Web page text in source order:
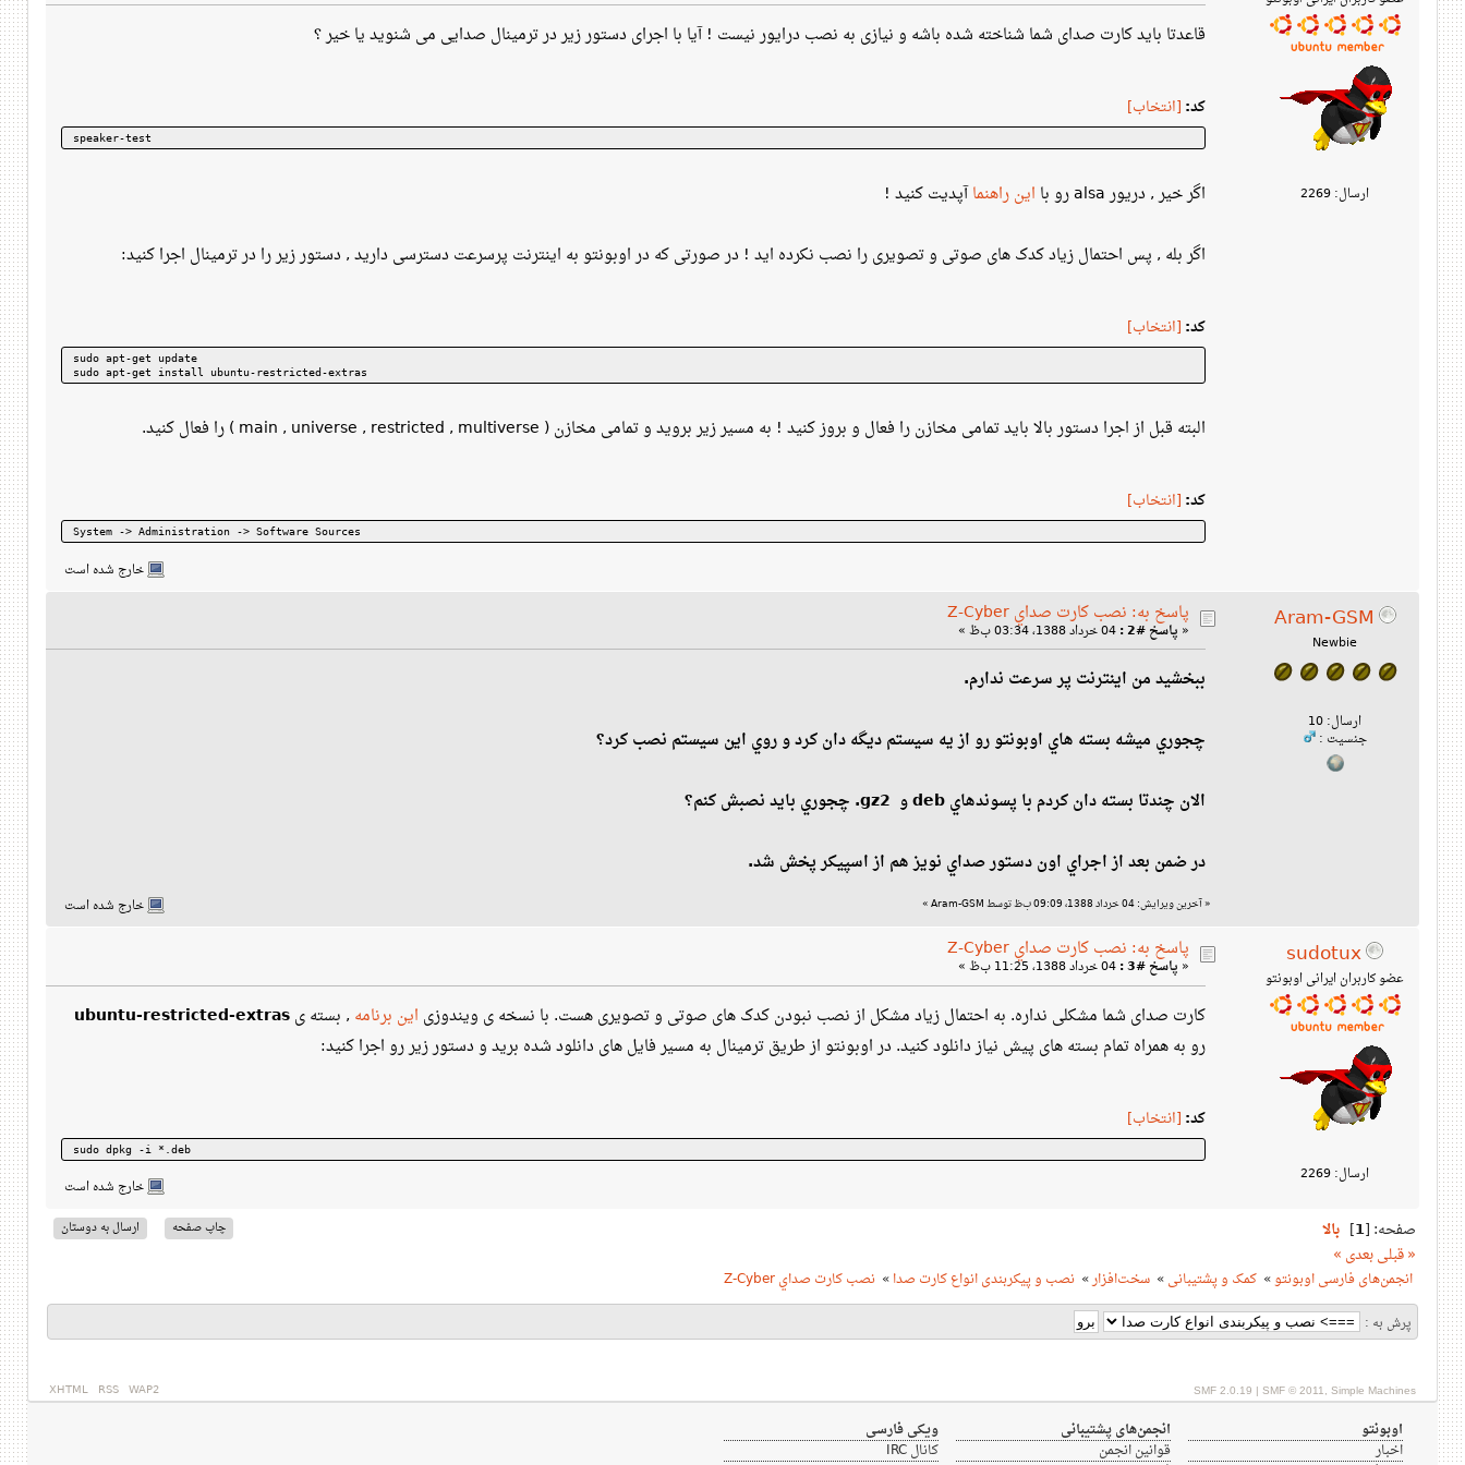
ارسال: 2269
قاعدتا باید کارت صدای شما شناخته شده باشه و نیازی به نصب درایور نیست ! آیا با اجرای دستور زیر در ترمینال صدایی می شنوید یا خیر ؟
کد: [انتخاب]
speaker-test
اگر خیر , دریور alsa رو با این راهنماآپدیت کنید !
اگر بله , پس احتمال زیاد کدک های صوتی و تصویری را نصب نکرده اید ! در صورتی که در اوبونتو به اینترنت پرسرعت دسترسی دارید , دستور زیر را در ترمینال اجرا کنید:
کد: [انتخاب]
sudo apt-get update
sudo apt-get install ubuntu-restricted-extras
البته قبل از اجرا دستور بالا باید تمامی مخازن را فعال و بروز کنید ! به مسیر زیر بروید و تمامی مخازن ( main , universe , restricted , multiverse ) را فعال کنید.
کد: [انتخاب]
System -> Administration -> Software Sources
خارج شده است
Aram-GSM
Newbie
ارسال: 10
جنسیت :
پاسخ به: نصب كارت صداي Z-Cyber
« پاسخ #2 :
ببخشيد من اينترنت پر سرعت ندارم.
چجوري ميشه بسته هاي اوبونتو رو از يه سيستم ديگه دان كرد و روي اين سيستم نصب كرد؟
الان چندتا بسته دان كردم با پسوندهاي deb و gz2. چجوري بايد نصبش كنم؟
در ضمن بعد از اجراي اون دستور صداي نويز هم از اسپيكر پخش شد.
«آخرین ویرایش: 04 خرداد 1388، 09:09 ب‌ظ توسط Aram-GSM » خارج شده است
sudotux
عضو کاربران ایرانی اوبونتو
ارسال: 2269
پاسخ به: نصب كارت صداي Z-Cyber
« پاسخ #3 :
کارت صدای شما مشکلی نداره. به احتمال زیاد مشکل از نصب نبودن کدک های صوتی و تصویری هست. با نسخه ی ویندوزی این برنامه , بسته یubuntu-restricted-extras
رو به همراه تمام بسته های پیش نیاز دانلود کنید. در اوبونتو از طریق ترمینال به مسیر فایل های دانلود شده برید و دستور زیر رو اجرا کنید:
کد: [انتخاب]
sudo dpkg -i *.deb
خارج شده است
ارسال به دوستان چاپ صفحه صفحه: [1
] بالا
« قبلیبعدی »
انجمن‌های فارسی اوبونتو» کمک و پشتیبانی» سخت‌افزار» نصب و پیکربندی انواع کارت صدا» نصب كارت صداي Z-Cyber
پرش به :
XHTML RSS WAP2 SMF 2.0.19 | SMF © 2011 Simple Machines
اوبونتو
اخبار
انجمن‌های پشتیبانی
قوانین انجمن
ویکی فارسی
کانال IRC